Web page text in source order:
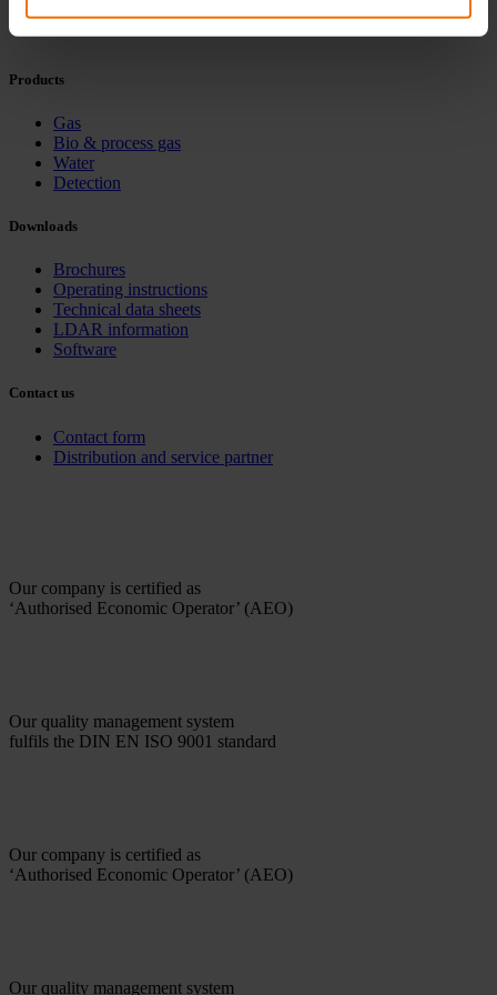
Products
Gas
Bio & process gas
Water
Detection
Downloads
Brochures
Operating instructions
Technical data sheets
LDAR information
Software
Contact us
Contact form
Distribution and service partner
Our company is certified as
‘Authorised Economic Operator’ (AEO)
Our quality management system
fulfils the DIN EN ISO 9001 standard
Our company is certified as
‘Authorised Economic Operator’ (AEO)
Our quality management system